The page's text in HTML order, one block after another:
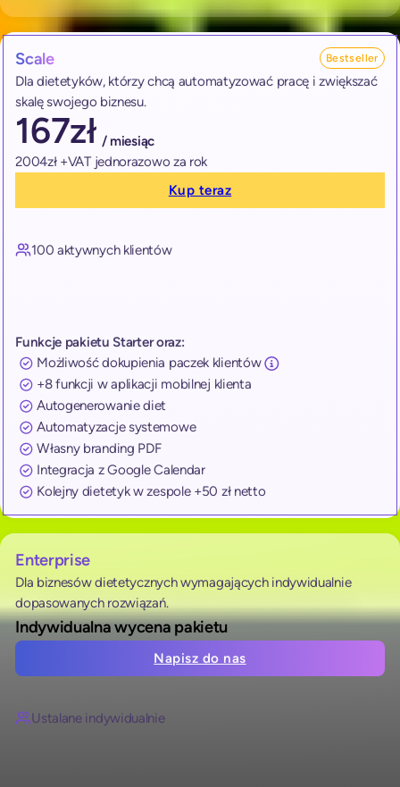
Scale Bestseller
Dla dietetyków, którzy chcą automatyzować pracę i zwiększać
skalę swojego biznesu.
167zł / miesiąc
2004zł +VAT jednorazowo za rok
Kup teraz
100 aktywnych klientów
Funkcje pakietu Starter oraz:
Możliwość dokupienia paczek klientów
+8 funkcji w aplikacji mobilnej klienta
Autogenerowanie diet
Automatyzacje systemowe
Własny branding PDF
Integracja z Google Calendar
Kolejny dietetyk w zespole +50 zł netto
Enterprise
Dla biznesów dietetycznych wymagających indywidualnie
dopasowanych rozwiązań.
Indywidualna wycena pakietu
Napisz do nas
Ustalane indywidualnie